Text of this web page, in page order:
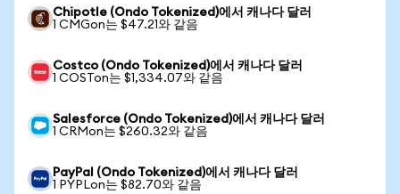
Chipotle (Ondo Tokenized)에서 캐나다 달러
1 CMGon는 $47.21와 같음
Costco (Ondo Tokenized)에서 캐나다 달러
1 COSTon는 $1,334.07와 같음
Salesforce (Ondo Tokenized)에서 캐나다 달러
1 CRMon는 $260.32와 같음
PayPal (Ondo Tokenized)에서 캐나다 달러
1 PYPLon는 $82.70와 같음